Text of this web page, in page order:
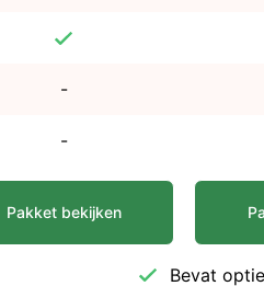
-
-
Pakket bekijken
Bevat optie